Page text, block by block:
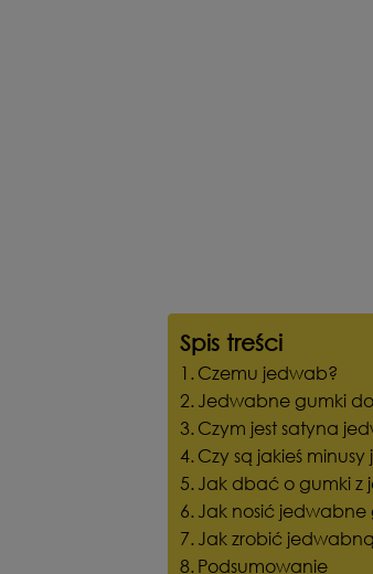
Spis treści
Czemu jedwab?
Jedwabne gumki do
Czym jest satyna
Czy są jakieś
Jak dbać o gumki z
Jak nosić jedwabne
Jak zrobić
Podsumowanie